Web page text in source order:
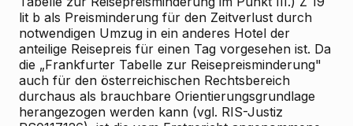
lit b als Preisminderung für den Zeitverlust durch
notwendigen Umzug in ein anderes Hotel der
anteilige Reisepreis für einen Tag vorgesehen ist. Da
die „Frankfurter Tabelle zur Reisepreisminderung"
auch für den österreichischen Rechtsbereich
durchaus als brauchbare Orientierungsgrundlage
herangezogen werden kann (vgl. RIS-Justiz